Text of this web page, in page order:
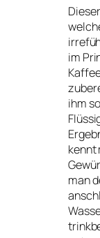
im
ihm
kennt
man